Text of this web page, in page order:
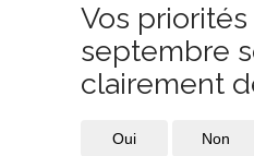
Vos
septembre
clairement
Oui Non